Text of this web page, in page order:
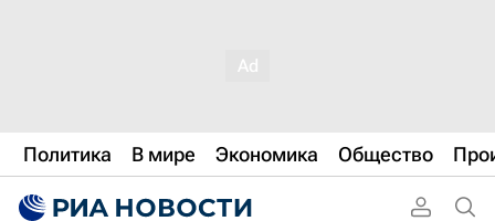
Политика В мире Экономика Общество